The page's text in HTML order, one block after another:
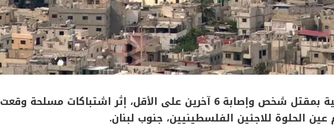
أفادت وسائل إعلام لبنانية بمقتل شخص وإصابة 6 آخرين على الأقل، إثر اشتباكات مسلحة وقعت
عين الحلوة للاجئين الفلسطينيين، جنوب لبنان.